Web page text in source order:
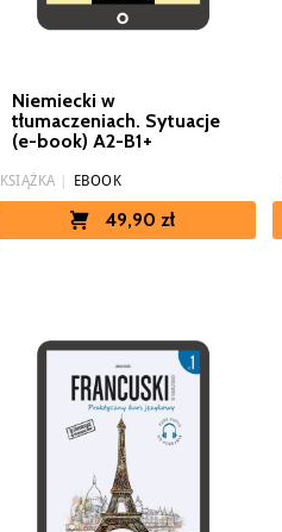
Niemiecki w
tłumaczeniach. Sytuacje
(e-book) A2-B1+
KSIĄŻKA | EBOOK
49,90 zł